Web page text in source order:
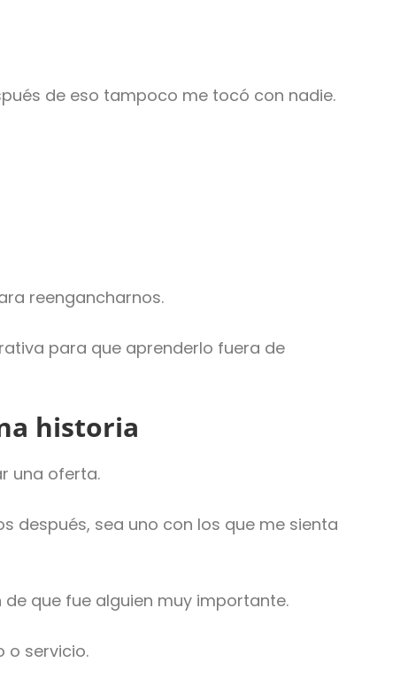
de eso tampoco me tocó con nadie.
reengancharnos.
para que aprenderlo fuera de
historia
una oferta.
después, sea uno con los que me sienta
de que fue alguien muy importante.
o servicio.